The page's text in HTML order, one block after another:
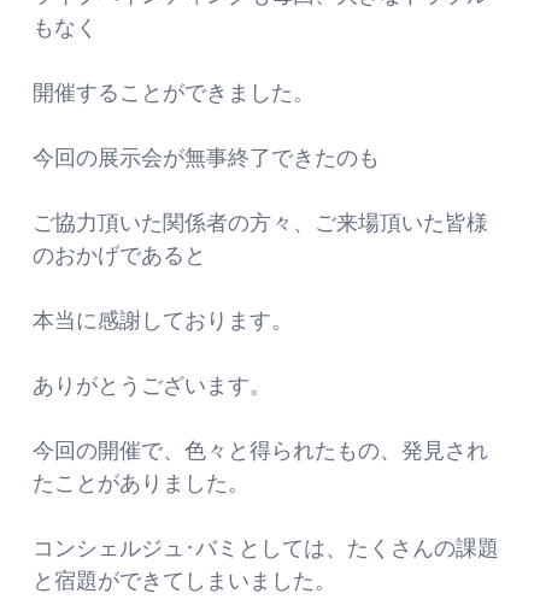
もなく
開催することができました。
今回の展示会が無事終了できたのも
ご協力頂いた関係者の方々、ご来場頂いた皆様
のおかげであると
本当に感謝しております。
ありがとうございます。
今回の開催で、色々と得られたもの、発見され
たことがありました。
コンシェルジュ･バミとしては、たくさんの課題
と宿題ができてしまいました。